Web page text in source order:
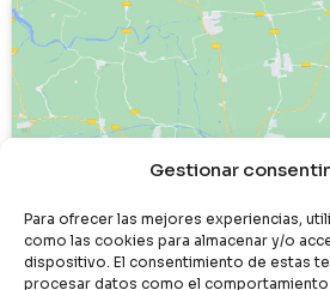
Gestionar
Para ofrecer las mejores experiencias,
como las cookies para almacenar y/o
dispositivo. El consentimiento de estas
procesar datos como el comportamiento
Haz clic para aceptar